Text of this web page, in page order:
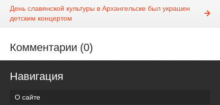
День славянской культуры в Архангельске был украшен
детским концертом
Комментарии (0)
Навигация
О сайте